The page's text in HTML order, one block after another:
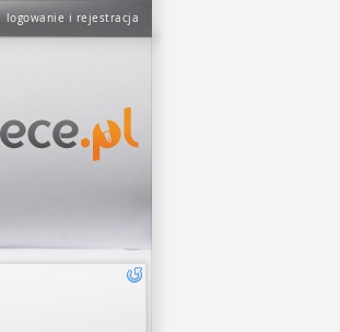
logowanie i rejestracja